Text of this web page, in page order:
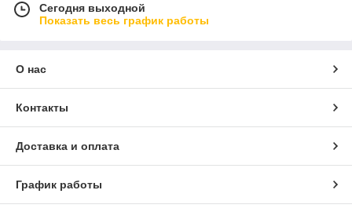
Сегодня выходной
Показать весь график работы
О нас
Контакты
Доставка и оплата
График работы